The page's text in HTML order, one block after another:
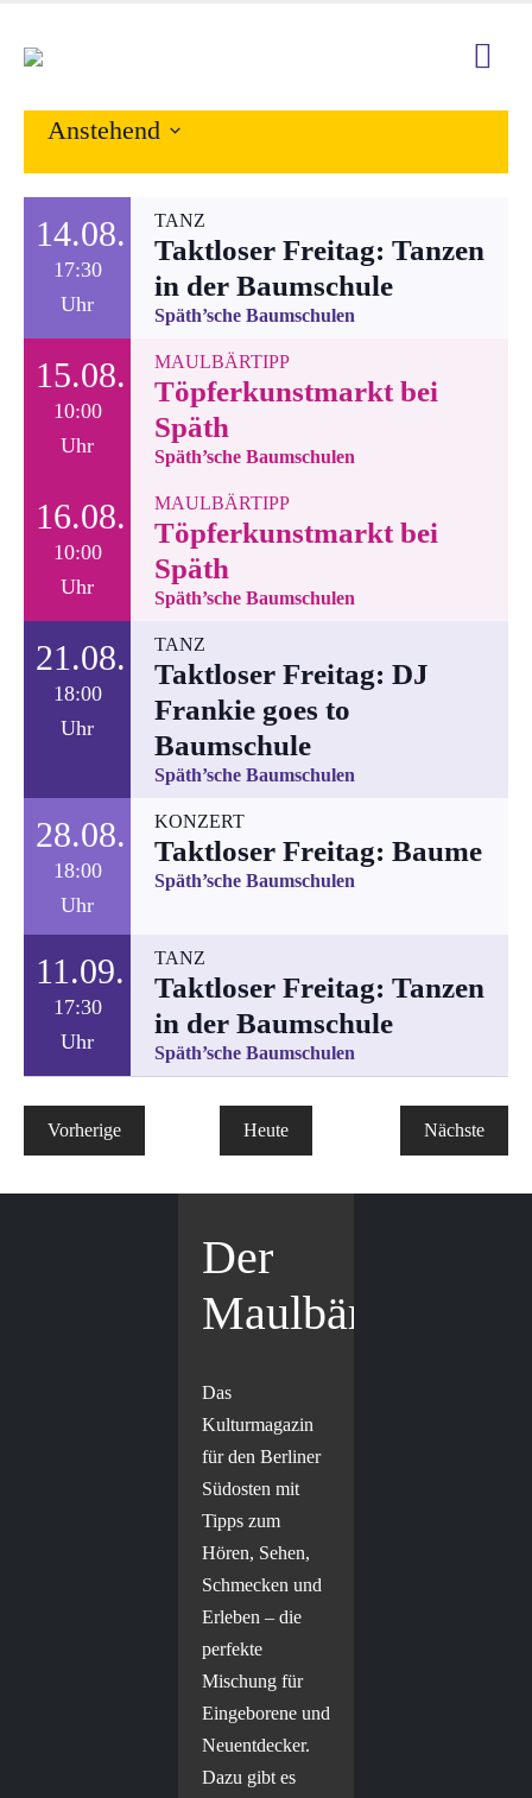
Anstehend
wählen.
14.08.
17:30
Uhr
TANZ
Taktloser Freitag: Tanzen
in der Baumschule
Späth’sche Baumschulen
15.08.
10:00
Uhr
MAULBÄRTIPP
Töpferkunstmarkt bei
Späth
Späth’sche Baumschulen
16.08.
10:00
Uhr
MAULBÄRTIPP
Töpferkunstmarkt bei
Späth
Späth’sche Baumschulen
21.08.
18:00
Uhr
TANZ
Taktloser Freitag: DJ
Frankie goes to
Baumschule
Späth’sche Baumschulen
28.08.
18:00
Uhr
KONZERT
Taktloser Freitag: Baume
Späth’sche Baumschulen
11.09.
17:30
Uhr
TANZ
Taktloser Freitag: Tanzen
in der Baumschule
Späth’sche Baumschulen
VorherigeVeranstaltungen Heute
Nächste
Der
Maulbär
Das
Kulturmagazin
für den Berliner
Südosten mit
Tipps zum
Hören, Sehen,
Schmecken und
Erleben – die
perfekte
Mischung für
Eingeborene und
Neuentdecker.
Dazu gibt es